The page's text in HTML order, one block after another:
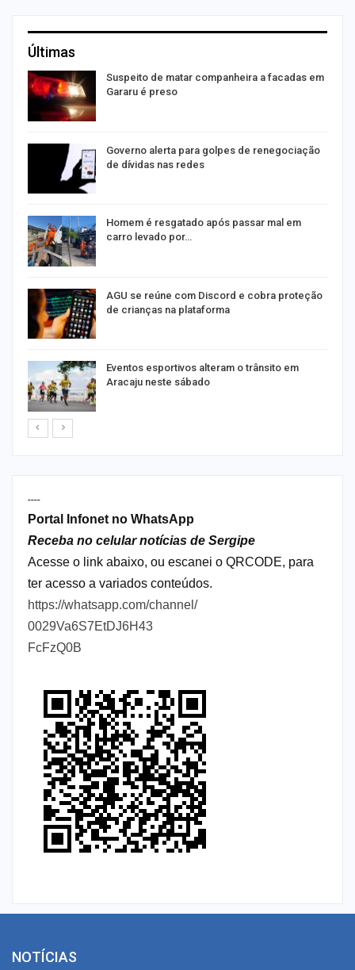
Últimas
Suspeito de matar companheira a facadas em
Gararu é preso
Governo alerta para golpes de renegociação
de dívidas nas redes
Homem é resgatado após passar mal em
carro levado por…
AGU se reúne com Discord e cobra proteção
de crianças na plataforma
Eventos esportivos alteram o trânsito em
Aracaju neste sábado
----
Portal Infonet no WhatsApp
Receba no celular notícias de Sergipe
Acesse o link abaixo, ou escanei o QRCODE, para
ter acesso a variados conteúdos.
https://whatsapp.com/channel/
0029Va6S7EtDJ6H43
FcFzQ0B
NOTÍCIAS